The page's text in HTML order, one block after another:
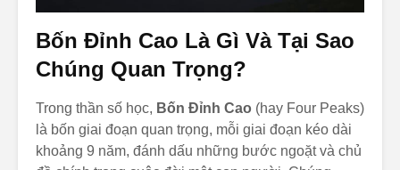
Bốn Đỉnh Cao Là Gì Và Tại Sao
Chúng Quan Trọng?
Trong thần số học, Bốn Đỉnh Cao (hay Four Peaks)
là bốn giai đoạn quan trọng, mỗi giai đoạn kéo dài
khoảng 9 năm, đánh dấu những bước ngoặt và chủ